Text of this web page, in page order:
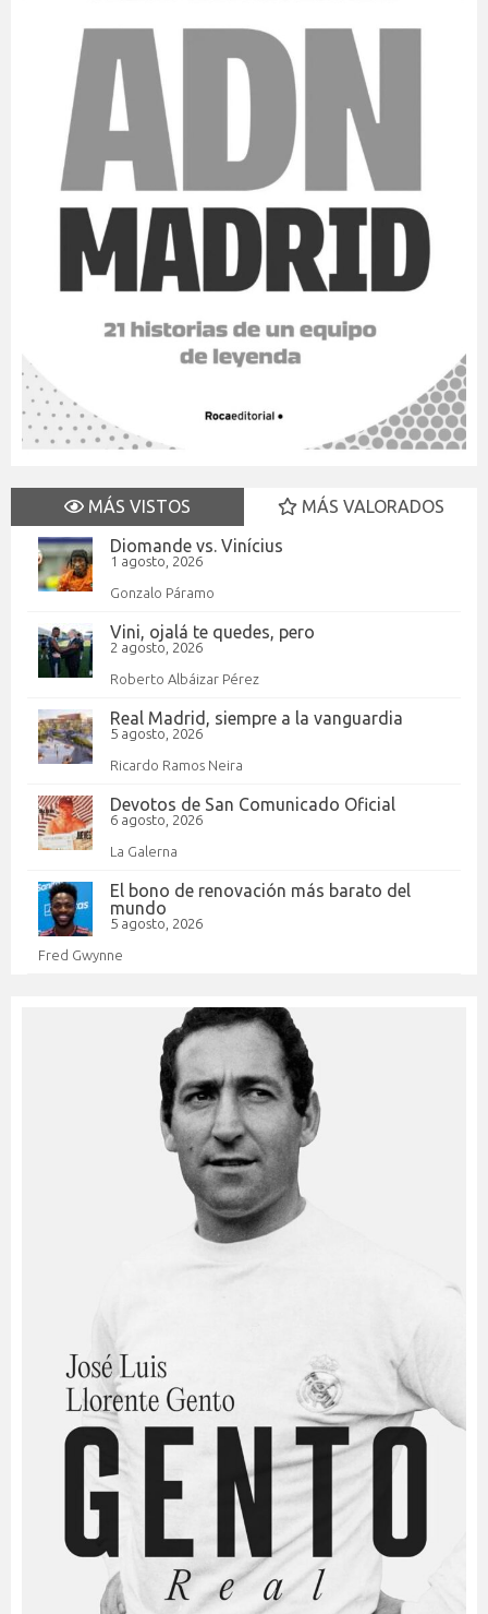
MÁS VISTOS
MÁS VALORADOS
Diomande vs. Vinícius
1 agosto, 2026
Gonzalo Páramo
Vini, ojalá te quedes, pero
2 agosto, 2026
Roberto Albáizar Pérez
Real Madrid, siempre a la vanguardia
5 agosto, 2026
Ricardo Ramos Neira
Devotos de San Comunicado Oficial
6 agosto, 2026
La Galerna
El bono de renovación más barato del
mundo
5 agosto, 2026
Fred Gwynne